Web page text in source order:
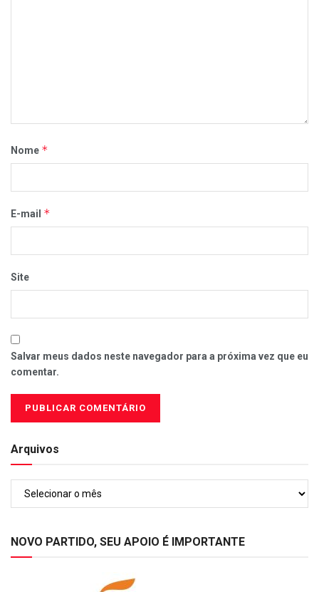
Nome *
E-mail *
Site
Salvar meus dados neste navegador para a próxima vez que eu
comentar.
Arquivos
Arquivos
NOVO PARTIDO, SEU APOIO É IMPORTANTE